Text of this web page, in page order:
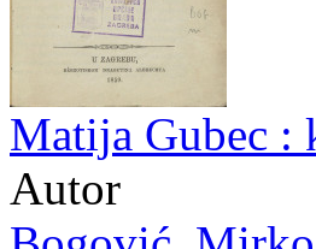
Matija Gubec :
Autor